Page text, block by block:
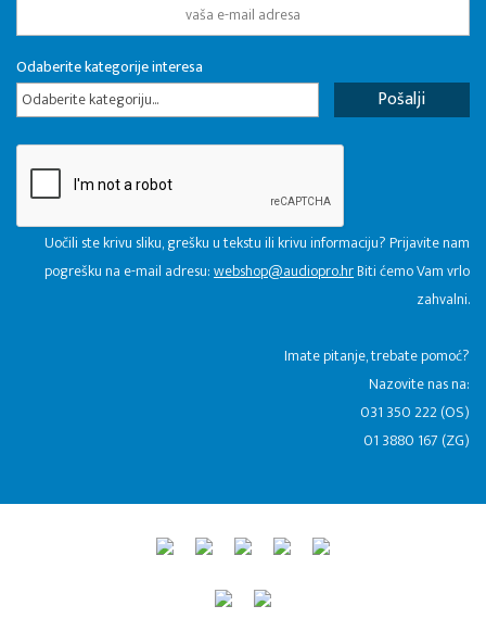
Odaberite kategorije interesa
Odaberite kategoriju...
Uočili ste krivu sliku, grešku u tekstu ili krivu informaciju? Prijavite nam
pogrešku na e-mail adresu:webshop@audiopro.hrBiti ćemo Vam vrlo
zahvalni.
​Imate pitanje, trebate pomoć?
Nazovite nas na:
031 350 222 (OS)
01 3880 167 (ZG)